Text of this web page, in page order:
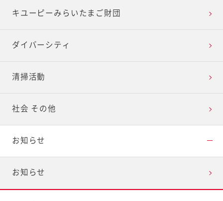
キユーピーみらいたまご財団
ダイバーシティ
清掃活動
社会 その他
お知らせ
お知らせ